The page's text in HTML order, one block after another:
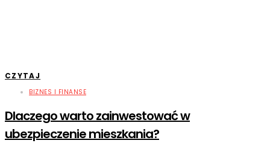
CZYTAJ
BIZNES I FINANSE
Dlaczego warto zainwestować w
ubezpieczenie mieszkania?